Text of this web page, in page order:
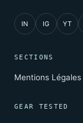
IN IG YT
SECTIONS
Mentions Légales
GEAR TESTED